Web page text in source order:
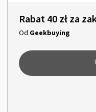
Rabat 40 zł za
Od Geekbuying